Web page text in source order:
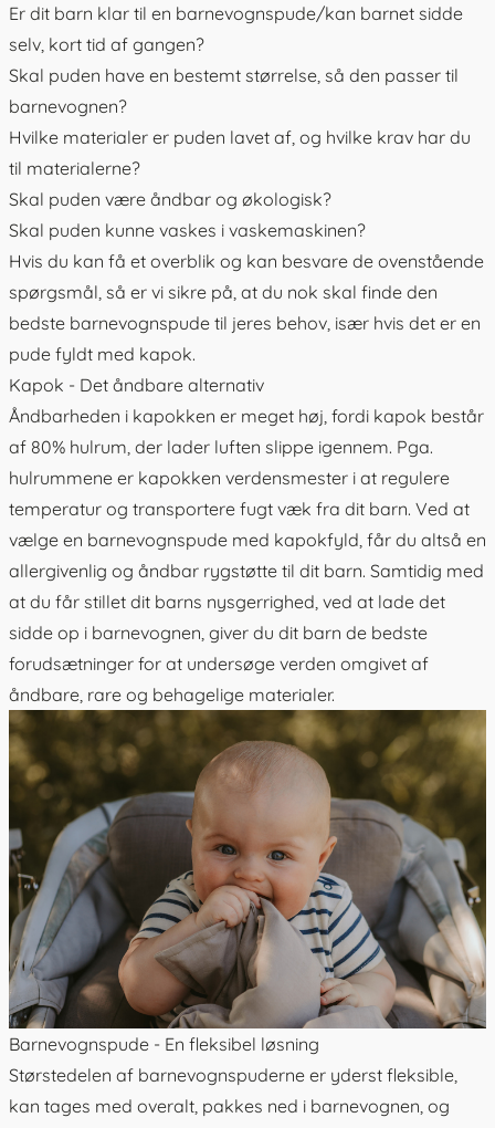
Er dit barn klar til en barnevognspude/kan barnet sidde
selv, kort tid af gangen?
Skal puden have en bestemt størrelse, så den passer til
barnevognen?
Hvilke materialer er puden lavet af, og hvilke krav har du
til materialerne?
Skal puden være åndbar og økologisk?
Skal puden kunne vaskes i vaskemaskinen?
Hvis du kan få et overblik og kan besvare de ovenstående
spørgsmål, så er vi sikre på, at du nok skal finde den
bedste barnevognspude til jeres behov, især hvis det er en
pude fyldt med kapok.
Kapok - Det åndbare alternativ
Åndbarheden i kapokken er meget høj, fordi kapok består
af 80% hulrum, der lader luften slippe igennem. Pga.
hulrummene er kapokken verdensmester i at regulere
temperatur og transportere fugt væk fra dit barn. Ved at
vælge en barnevognspude med kapokfyld, får du altså en
allergivenlig og åndbar rygstøtte til dit barn. Samtidig med
at du får stillet dit barns nysgerrighed, ved at lade det
sidde op i barnevognen, giver du dit barn de bedste
forudsætninger for at undersøge verden omgivet af
åndbare, rare og behagelige materialer.
Barnevognspude - En fleksibel løsning
Størstedelen af barnevognspuderne er yderst fleksible,
kan tages med overalt, pakkes ned i barnevognen, og